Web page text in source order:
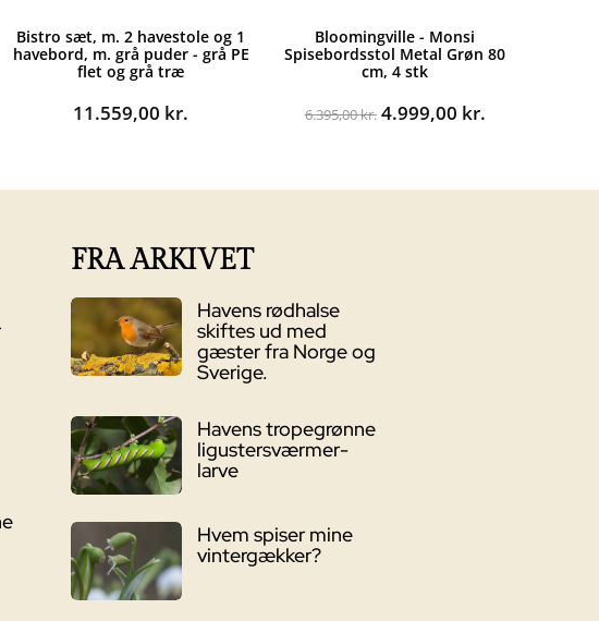
Bistro sæt, m. 2 havestole og 1
havebord, m. grå puder - grå PE
flet og grå træ
11.559,00 kr.
Bloomingville - Monsi
Spisebordsstol Metal Grøn 80
cm, 4 stk
6.395,00kr. Den
4.999,00 kr.Den
FRA ARKIVET
Havens rødhalse
skiftes ud med
gæster fra Norge og
Sverige.
Havens tropegrønne
ligustersværmer-
larve
Hvem spiser mine
vintergækker?